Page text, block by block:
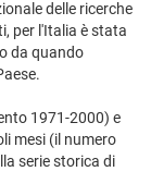
delle ricerche
per l'Italia è stata
da quando
1971-2000) e
mesi (il numero
serie storica di